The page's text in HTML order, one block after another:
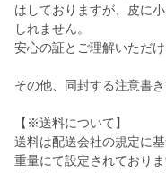
はしておりますが、皮に
しれません。
安心の証とご理解いただけ
その他、同封する注意書
【※送料について】
送料は配送会社の規定に
重量にて設定されておりま